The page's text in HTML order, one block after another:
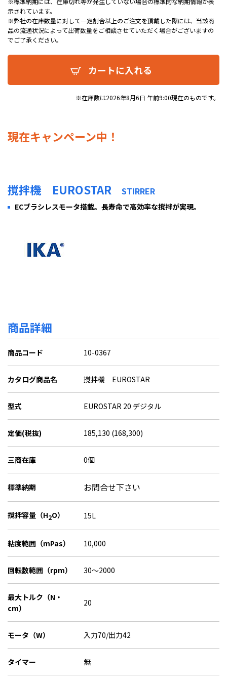
示されています。
※弊社の在庫数量に対して一定割合以上のご注文を頂戴した際には、当該商
品の流通状況によって出荷数量をご相談させていただく場合がございますの
でご了承ください。
カートに入れる
※在庫数は2026年8月6日 午前9:00現在のものです。
現在キャンペーン中！
撹拌機 EUROSTAR STIRRER
ECブラシレスモータ搭載。長寿命で高効率な撹拌が実現。
商品詳細
商品コード 10-0367
カタログ商品名 撹拌機 EUROSTAR
型式 EUROSTAR 20 デジタル
定価(税抜) 185,130 (168,300)
三商在庫 0個
標準納期 お問合せ下さい
撹拌容量（H2O） 15L
粘度範囲（mPas） 10,000
回転数範囲（rpm） 30～2000
最大トルク（N・
cm）
20
モータ（W） 入力70/出力42
タイマー 無